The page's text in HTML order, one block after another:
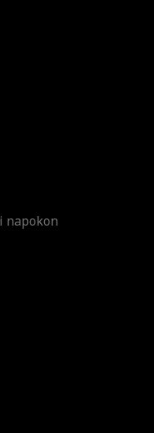
napokon